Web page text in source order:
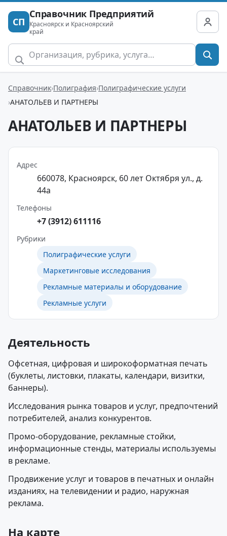
СП
Справочник Предприятий
Красноярск и Красноярский
край
Справочник Полиграфия Полиграфические услуги
АНАТОЛЬЕВ И ПАРТНЕРЫ
АНАТОЛЬЕВ И ПАРТНЕРЫ
Адрес
660078, Красноярск, 60 лет Октября ул., д.
44а
Телефоны
+7 (3912) 611116
Рубрики
Полиграфические услуги
Маркетинговые исследования
Рекламные материалы и оборудование
Рекламные услуги
Деятельность
Офсетная, цифровая и широкоформатная печать
(буклеты, листовки, плакаты, календари, визитки,
баннеры).
Исследования рынка товаров и услуг, предпочтений
потребителей, анализ конкурентов.
Промо-оборудование, рекламные стойки,
информационные стенды, материалы используемы
в рекламе.
Продвижение услуг и товаров в печатных и онлайн
изданиях, на телевидении и радио, наружная
реклама.
На карте